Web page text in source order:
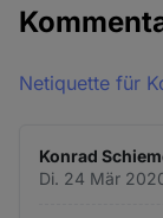
Netiquette für
Konrad
Di. 24 Mär